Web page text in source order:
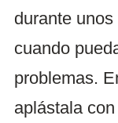
durante
cuando
problemas.
aplástala